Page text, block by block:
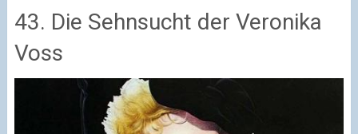
43. Die Sehnsucht der Veronika
Voss